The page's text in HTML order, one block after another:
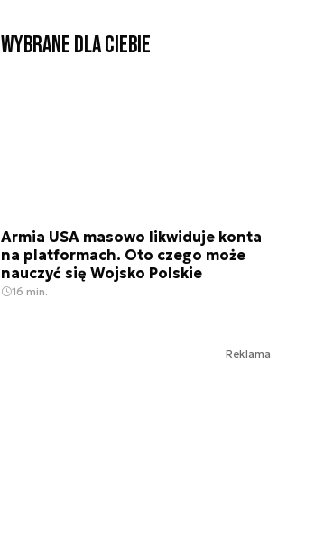
Wybrane dla Ciebie
Armia USA masowo likwiduje konta
na platformach. Oto czego może
nauczyć się Wojsko Polskie
16 min.
Reklama